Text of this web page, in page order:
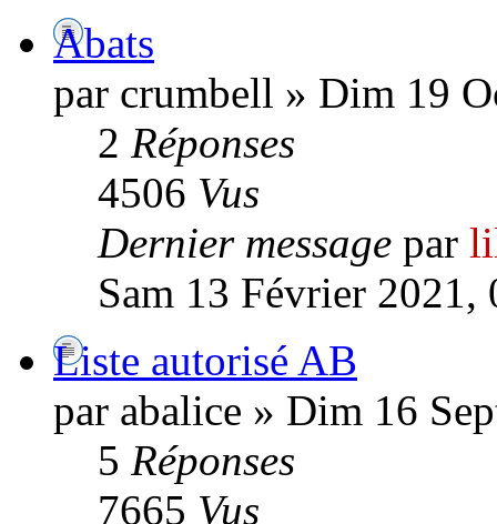
Abats
par crumbell » Dim 19
2 Réponses
4506 Vus
Dernier message par
Sam 13 Février 2021,
Liste autorisé AB
par abalice » Dim 16
5 Réponses
7665 Vus